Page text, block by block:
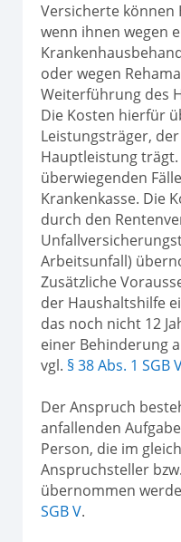
Versicherte können
wenn ihnen wegen
oder wegen
Weiterführung des
Die Kosten hierfür
Leistungsträger,
Hauptleistung
überwiegenden
Krankenkasse. Die
durch den
Arbeitsunfall)
Zusätzliche
der Haushaltshilfe
das noch nicht 12
einer Behinderung
vgl. § 38 Abs. 1 SGB
Der Anspruch
anfallenden
Person, die im
Anspruchsteller
übernommen
SGB V.